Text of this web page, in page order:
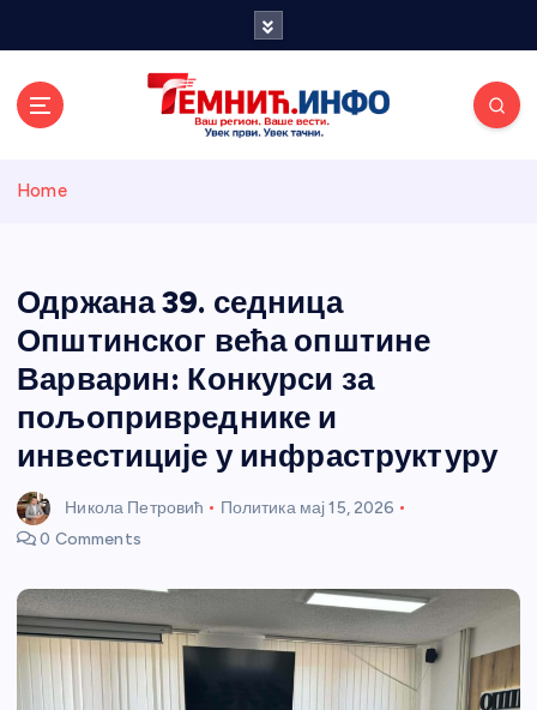
и портал
Home
Одржана 39. седница
Општинског већа општине
Варварин: Конкурси за
пољопривреднике и
инвестиције у инфраструктуру
Никола Петровић Политика мај 15, 2026
0 Comments